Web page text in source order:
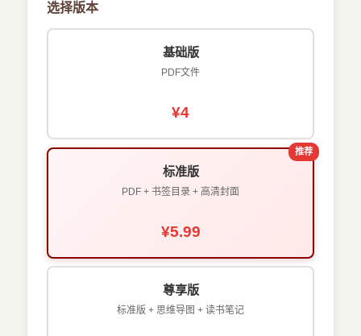
选择版本
基础版
PDF文件
¥4
推荐
标准版
PDF + 书签目录 + 高清封面
¥5.99
尊享版
标准版 + 思维导图 + 读书笔记